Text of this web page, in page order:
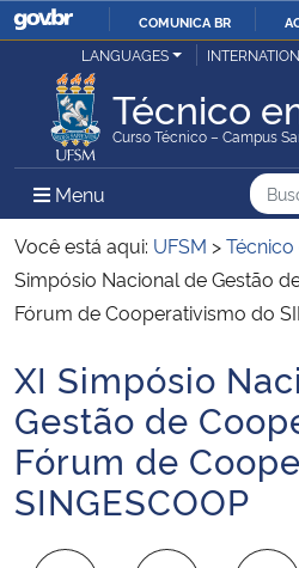
IR
O
COMUNICA BR
Ministério da Justiça e Segurança Pública
Ministério da Defesa
Ministério das Relações Exteriores
Ministério da Economia
Ministério da Infraestrutura
Ministério da Agricultura, Pecuária e
Ministério da Educação
Ministério da Cidadania
LANGUAGES
Técnico
Curso Técnico – Campus
Menu Menu Principal do
Você está aqui: UFSM >
Simpósio Nacional de Gestão
Fórum de Cooperativismo do
Início do conteúdo
XI Simpósio
Gestão de
Fórum de
SINGESCOOP